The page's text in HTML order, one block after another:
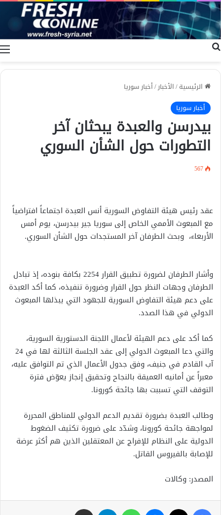
الرئيسية/الأخبار/أخبار سوريا
أخبار سوريا
بيدرسن والعبدة يبحثان آخر
التطورات حول الشأن السوري
567
عقد رئيس هيئة التفاوض السورية أنس العبدة اجتماعاً افتراضياً
مع المبعوث الأممي الخاص إلى سوريا جير بيدرسن، يوم أمس
الأربعاء، وبحث الطرفان آخر المستجدات حول الشأن السوري.
وأشار الطرفان لضرورة تطبيق القرار 2254 بكافة بنوده، إذ تبادل
الطرفان وجهات النظر حول القرار وضرورة تنفيذه، كما أكد العبدة
على دعم هيئة التفاوض السورية للجهود التي يبذلها المبعوث
الدولي في هذا الصدد.
كما أكد على دعم الهيئة لأعمال اللجنة الدستورية السورية،
والتي دعا المبعوث الدولي إلى عقد الجلسة الثالثة لها في 24
آب القادم في جنيف، وفق جدول الأعمال الذي تم التوافق عليه،
معبراً عن أمانيه العميقة بالنجاح وتحقيق إنجاز يعوّض فترة
التوقف التي تسببت بها جائحة كورونا.
وطالب العبدة بضرورة تقديم الدعم الدولي للمناطق المحررة
لمواجهة جائحة كورونا، وشدّد على ضرورة تكثيف الضغوط
الدولية على النظام للإفراج عن المعتقلين الذين هم أكثر عرضة
للإصابة بالفيروس القاتل.
المصدر: وكالات
فيسبوك ماسنجر واتساب تيلقرام